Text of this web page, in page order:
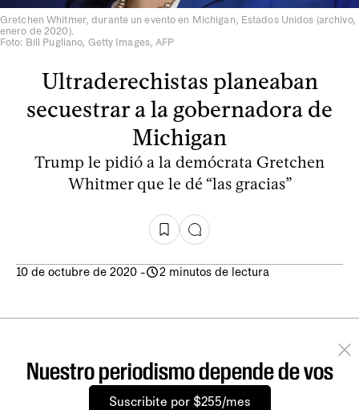
Gretchen Whitmer, durante un evento en Michigan, Estados Unidos (archivo,
enero de 2020).
Foto: Bill Pugliano, Getty Images, AFP
Ultraderechistas planeaban
secuestrar a la gobernadora de
Michigan
Trump le pidió a la demócrata Gretchen
Whitmer que le dé “las gracias”
10 de octubre de 2020 - 2 minutos de lectura
Nuestro periodismo depende de vos
Suscribite por $255/mes